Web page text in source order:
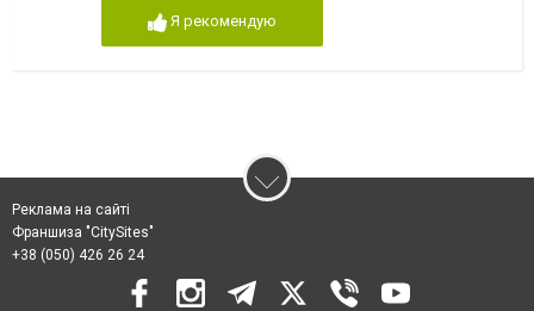
Я рекомендую
Реклама на сайті
Франшиза "CitySites"
+38 (050) 426 26 24